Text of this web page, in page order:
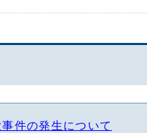
件の発生について